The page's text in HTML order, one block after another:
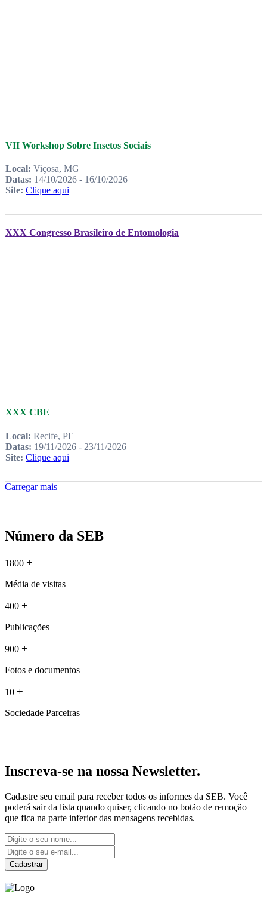
VII Workshop Sobre Insetos Sociais
Local: Viçosa, MG
Datas: 14/10/2026 - 16/10/2026
Site: Clique aqui
XXX Congresso Brasileiro de Entomologia
XXX CBE
Local: Recife, PE
Datas: 19/11/2026 - 23/11/2026
Site: Clique aqui
Carregar mais
Número da SEB
1800 +
Média de visitas
400 +
Publicações
900 +
Fotos e documentos
10 +
Sociedade Parceiras
Inscreva-se na nossa Newsletter.
Cadastre seu email para receber todos os informes da SEB. Você
poderá sair da lista quando quiser, clicando no botão de remoção
que fica na parte inferior das mensagens recebidas.
Cadastrar